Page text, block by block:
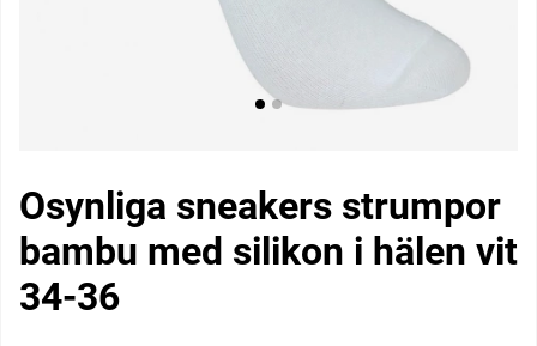
Osynliga sneakers strumpor
bambu med silikon i hälen vit
34-36